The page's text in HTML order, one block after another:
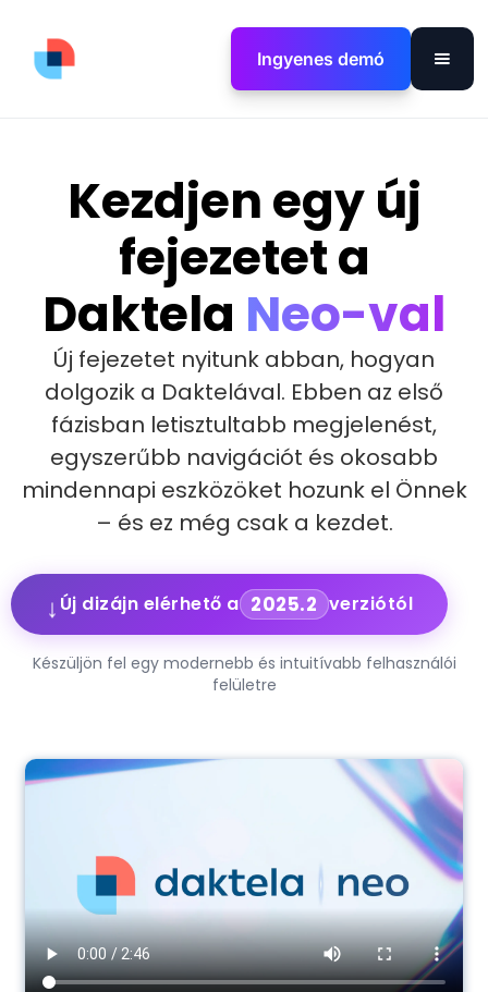
Ingyenes demó
Kezdjen egy új
fejezetet a
Daktela Neo-val
Új fejezetet nyitunk abban, hogyan
dolgozik a Daktelával. Ebben az első
fázisban letisztultabb megjelenést,
egyszerűbb navigációt és okosabb
mindennapi eszközöket hozunk el Önnek
– és ez még csak a kezdet.
Új dizájn elérhető a 2025.2 verziótól
Készüljön fel egy modernebb és intuitívabb felhasználói
felületre